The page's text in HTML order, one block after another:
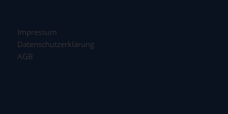
Impressum
Datenschutzerklärung
AGB